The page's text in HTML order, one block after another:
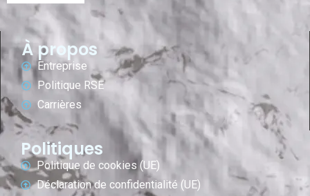
À propos
Entreprise
Politique RSE
Carrières
Politiques
Politique de cookies (UE)
Déclaration de confidentialité (UE)